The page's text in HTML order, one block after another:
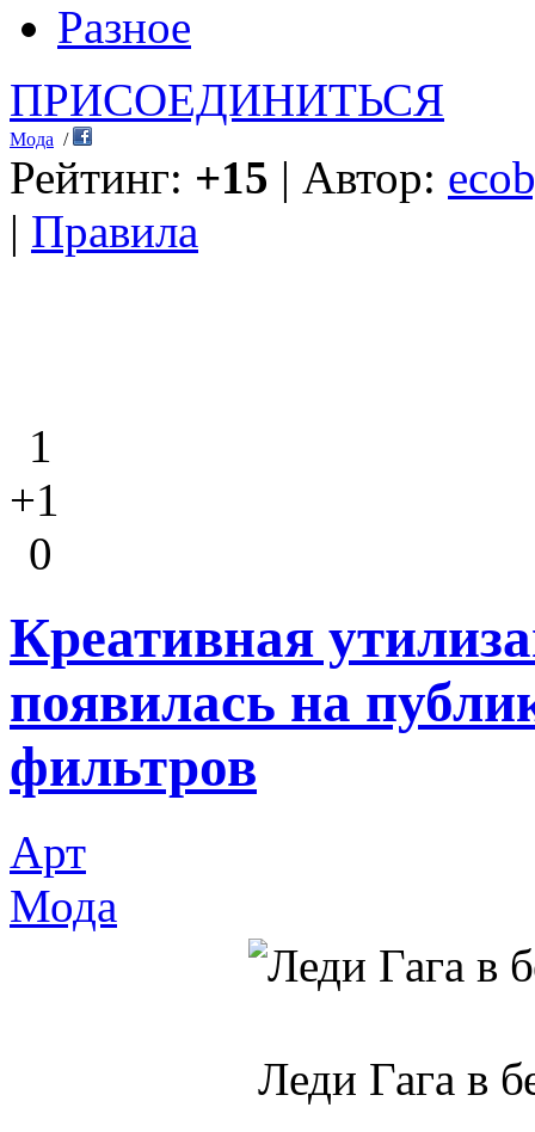
Разное
ПРИСОЕДИНИТЬСЯ
Мода /
Рейтинг: +15 | Автор:
| Правила
1
+1
0
Креативная
появилась на
фильтров
Арт
Мода
Леди Гага в